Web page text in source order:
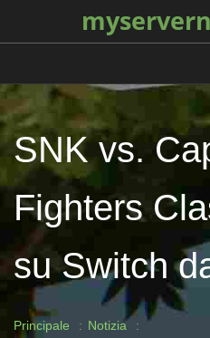
SNK vs.
Fighters
su Switch
Principale
Notizia